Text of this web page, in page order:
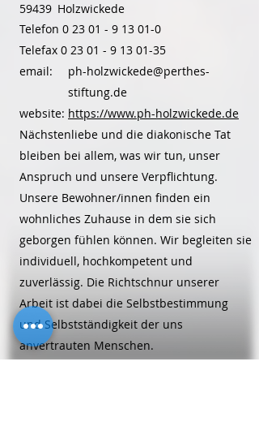
59439 Holzwickede
Telefon 0 23 01 - 9 13 01-0
Telefax 0 23 01 - 9 13 01-35
email:
website:
ph-holzwickede@perthes-
stiftung.de
https://www.ph-holzwickede.de
Nächstenliebe und die diakonische Tat
bleiben bei allem, was wir tun, unser
Anspruch und unsere Verpflichtung.
Unsere Bewohner/innen finden ein
wohnliches Zuhause in dem sie sich
geborgen fühlen können. Wir begleiten sie
individuell, hochkompetent und
zuverlässig. Die Richtschnur unserer
Arbeit ist dabei die Selbstbestimmung
und Selbstständigkeit der uns
anvertrauten Menschen.